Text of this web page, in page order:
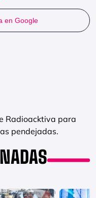
en Google
Radioacktiva para
pendejadas.